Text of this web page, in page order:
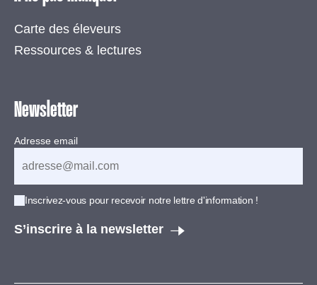
Newsletter
Adresse email
Inscrivez-vous pour recevoir notre lettre d'information !
S’inscrire à la newsletter
Carte des éleveurs
Ressources & lectures